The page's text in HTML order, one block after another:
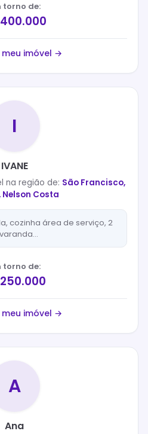
torno de:
imóvel →
I
IVANE
na região de: São Francisco,
Nelson Costa
cozinha área de serviço, 2
torno de:
imóvel →
A
Ana